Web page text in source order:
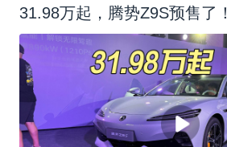
31.98万起，腾势Z9S预售了！